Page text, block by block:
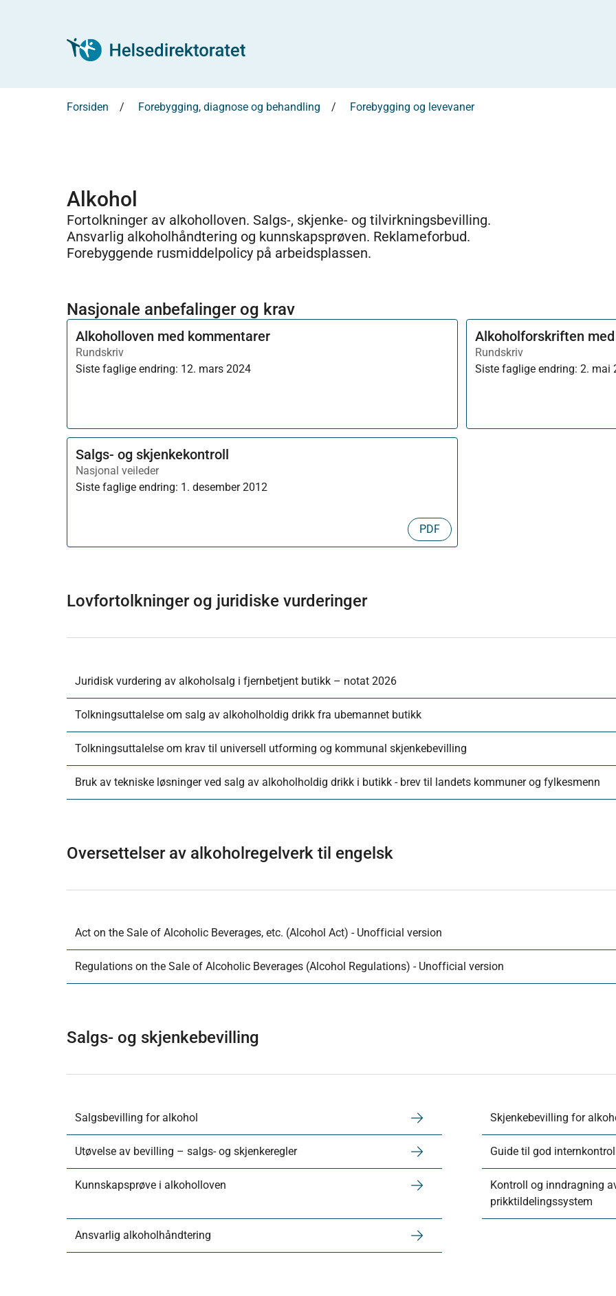
Forsiden Forebygging, diagnose og behandling Forebygging og levevaner
Alkohol
Fortolkninger av alkoholloven. Salgs-, skjenke- og tilvirkningsbevilling.
Ansvarlig alkoholhåndtering og kunnskapsprøven. Reklameforbud.
Forebyggende rusmiddelpolicy på arbeidsplassen.
Nasjonale anbefalinger og krav
Alkoholloven med kommentarer
Rundskriv
Siste faglige endring: 12. mars 2024
Alkoholforskriften
Rundskriv
Siste faglige endring: 2. mai
Salgs- og skjenkekontroll
Nasjonal veileder
Siste faglige endring: 1. desember 2012
PDF
Lovfortolkninger og juridiske vurderinger
Juridisk vurdering av alkoholsalg i fjernbetjent butikk – notat 2026
Tolkningsuttalelse om salg av alkoholholdig drikk fra ubemannet butikk
Tolkningsuttalelse om krav til universell utforming og kommunal skjenkebevilling
Bruk av tekniske løsninger ved salg av alkoholholdig drikk i butikk - brev til landets kommuner og fylkesmenn
Oversettelser av alkoholregelverk til engelsk
Act on the Sale of Alcoholic Beverages, etc. (Alcohol Act) - Unofficial version
Regulations on the Sale of Alcoholic Beverages (Alcohol Regulations) - Unofficial version
Salgs- og skjenkebevilling
Salgsbevilling for alkohol Skjenkebevilling for
Utøvelse av bevilling – salgs- og skjenkeregler Guide til god
Kunnskapsprøve i alkoholloven
Kontroll og inndragning
prikktildelingssystem
Ansvarlig alkoholhåndtering